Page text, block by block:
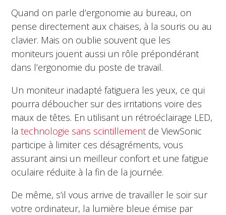
Quand on parle d’ergonomie au bureau, on
pense directement aux chaises, à la souris ou au
clavier. Mais on oublie souvent que les
moniteurs jouent aussi un rôle prépondérant
dans l’ergonomie du poste de travail.
Un moniteur inadapté fatiguera les yeux, ce qui
pourra déboucher sur des irritations voire des
maux de têtes. En utilisant un rétroéclairage LED,
latechnologie sans scintillement de ViewSonic
participe à limiter ces désagréments, vous
assurant ainsi un meilleur confort et une fatigue
oculaire réduite à la fin de la journée.
De même, s’il vous arrive de travailler le soir sur
votre ordinateur, la lumière bleue émise par